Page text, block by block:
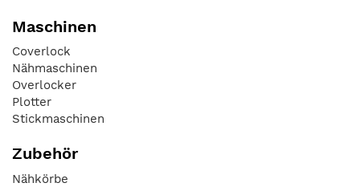
Maschinen
Coverlock
Nähmaschinen
Overlocker
Plotter
Stickmaschinen
Zubehör
Nähkörbe